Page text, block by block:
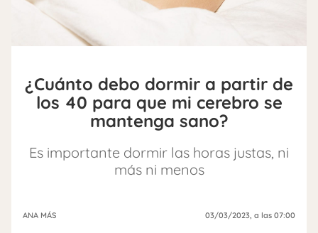
¿Cuánto debo dormir a partir de
los 40 para que mi cerebro se
mantenga sano?
Es importante dormir las horas justas, ni
más ni menos
ANA MÁS 03/03/2023, a las 07:00